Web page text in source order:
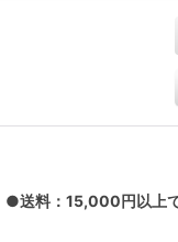
●送料：15,000円以上